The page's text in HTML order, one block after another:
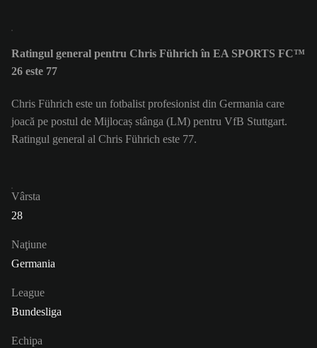
Ratingul general pentru Chris Führich în EA SPORTS FC™
26 este 77
Chris Führich este un fotbalist profesionist din Germania care
joacă pe postul de Mijlocaș stânga (LM) pentru VfB Stuttgart.
Ratingul general al Chris Führich este 77.
Vârsta
28
Naţiune
Germania
League
Bundesliga
Echipa